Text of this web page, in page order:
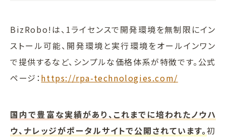
BizRobo!は、1ライセンスで開発環境を無制限にイン
ストール可能、開発環境と実行環境をオールインワン
で提供するなど、シンプルな価格体系が特徴です。公式
ページ： https://rpa-technologies.com/
国内で豊富な実績があり、これまでに培われたノウハ
ウ、ナレッジがポータルサイトで公開されています。初